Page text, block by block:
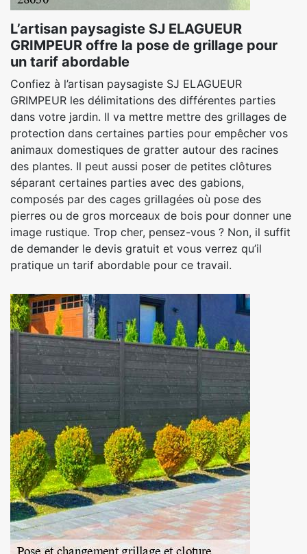
L’artisan paysagiste SJ ELAGUEUR
GRIMPEUR offre la pose de grillage pour
un tarif abordable
Confiez à l’artisan paysagiste SJ ELAGUEUR
GRIMPEUR les délimitations des différentes parties
dans votre jardin. Il va mettre mettre des grillages de
protection dans certaines parties pour empêcher vos
animaux domestiques de gratter autour des racines
des plantes. Il peut aussi poser de petites clôtures
séparant certaines parties avec des gabions,
composés par des cages grillagées où pose des
pierres ou de gros morceaux de bois pour donner une
image rustique. Trop cher, pensez-vous ? Non, il suffit
de demander le devis gratuit et vous verrez qu’il
pratique un tarif abordable pour ce travail.